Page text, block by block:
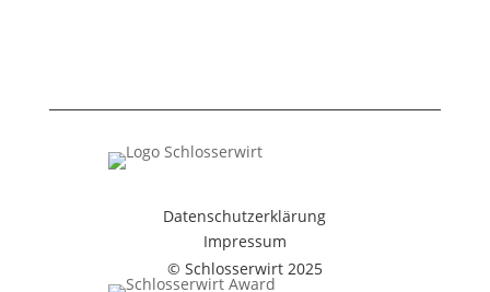
Datenschutzerklärung
Impressum
© Schlosserwirt 2025